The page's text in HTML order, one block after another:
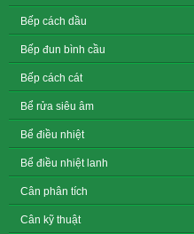
Bếp cách dầu
Bếp đun bình cầu
Bếp cách cát
Bể rửa siêu âm
Bể điều nhiệt
Bể điều nhiệt lanh
Cân phân tích
Cân kỹ thuật